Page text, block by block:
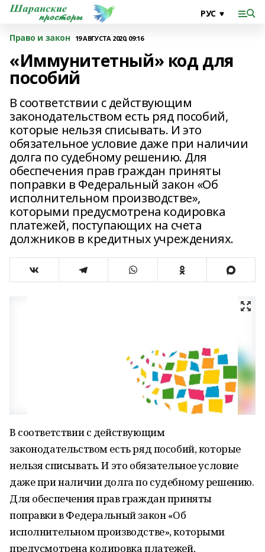
Право и закон 19 АВГУСТА 2020, 09:16
«Иммунитетный» код для
пособий
В соответствии с действующим
законодательством есть ряд пособий,
которые нельзя списывать. И это
обязательное условие даже при наличии
долга по судебному решению. Для
обеспечения прав граждан приняты
поправки в Федеральный закон «Об
исполнительном производстве»,
которыми предусмотрена кодировка
платежей, поступающих на счета
должников в кредитных учреждениях.
В соответствии с действующим
законодательством есть ряд пособий, которые
нельзя списывать. И это обязательное условие
даже при наличии долга по судебному решению.
Для обеспечения прав граждан приняты
поправки в Федеральный закон «Об
исполнительном производстве», которыми
предусмотрена кодировка платежей,